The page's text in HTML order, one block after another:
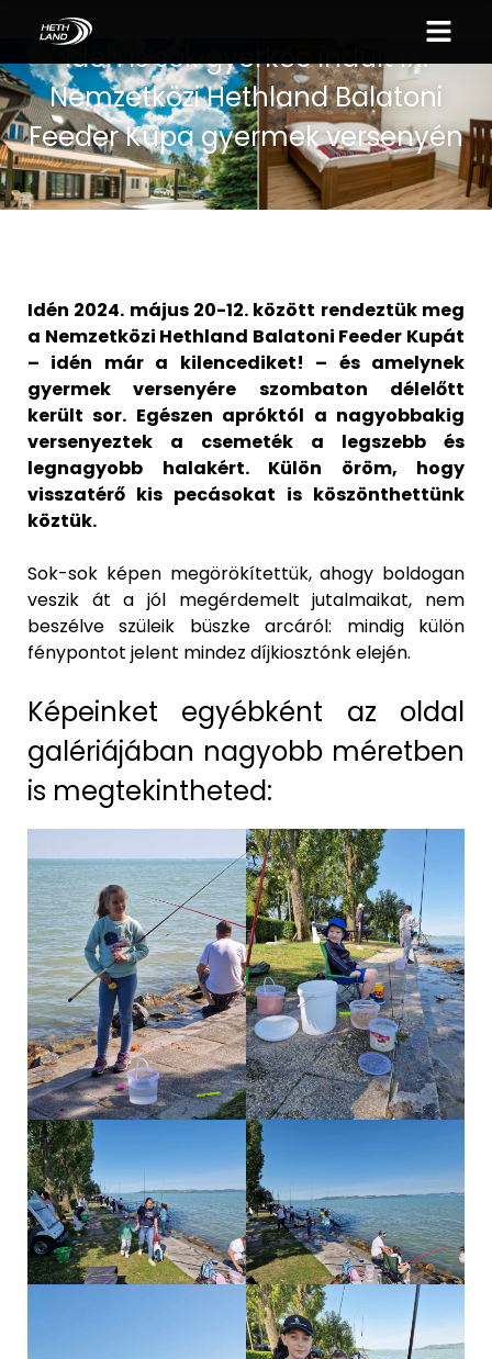
Idén is sok gyerkőc indult IX.
Nemzetközi Hethland Balatoni
Feeder Kupa gyermek versenyén
Idén 2024. május 20-12. között rendeztük meg
a Nemzetközi Hethland Balatoni Feeder Kupát
– idén már a kilencediket! – és amelynek
gyermek versenyére szombaton délelőtt
került sor. Egészen apróktól a nagyobbakig
versenyeztek a csemeték a legszebb és
legnagyobb halakért. Külön öröm, hogy
visszatérő kis pecásokat is köszönthettünk
köztük.
Sok-sok képen megörökítettük, ahogy boldogan
veszik át a jól megérdemelt jutalmaikat, nem
beszélve szüleik büszke arcáról: mindig külön
fénypontot jelent mindez díjkiosztónk elején.
Képeinket egyébként az oldal
galériájában nagyobb méretben
is megtekintheted: